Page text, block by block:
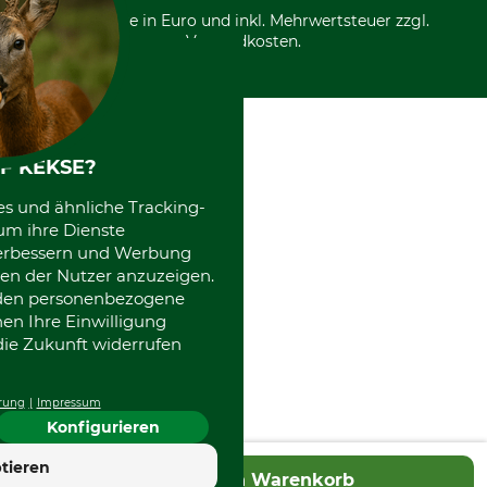
In den Warenkorb
Entsorgung und Umwelt
Datenschutz Print
Community
International
Kooperationen
Alle Preise in Euro und inkl. Mehrwertsteuer zzgl.
Versandkosten.
KEKSE?
und ähnliche Tracking-
ihre Dienste
und Werbung
der Nutzer anzuzeigen.
personenbezogene
Ihre Einwilligung
Zukunft widerrufen
Impressum
Konfigurieren